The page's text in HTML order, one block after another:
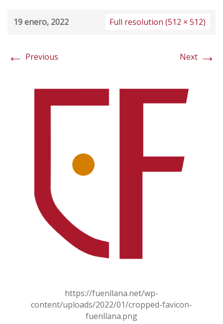
19 enero, 2022 Full resolution (512 × 512)
← Previous Next →
https://fuenllana.net/wp-
content/uploads/2022/01/cropped-favicon-
fuenllana.png